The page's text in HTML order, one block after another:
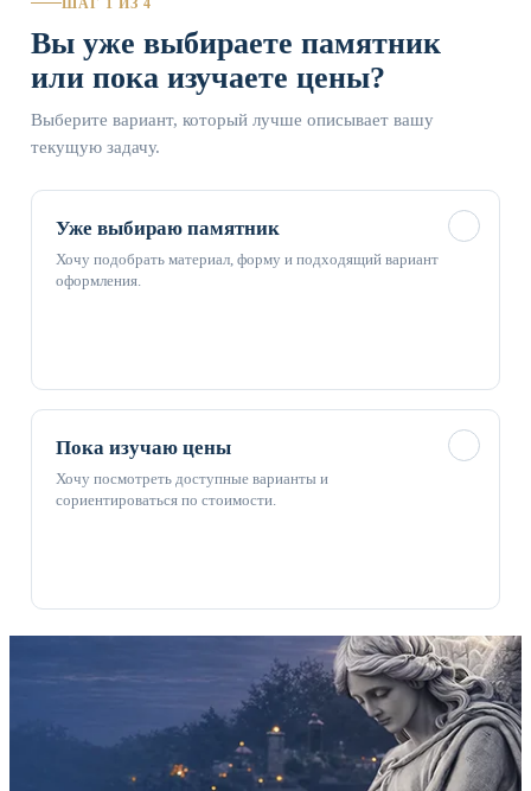
Вы уже выбираете памятник
или пока изучаете цены?
Выберите вариант, который лучше описывает вашу
текущую задачу.
Уже выбираю памятник
Хочу подобрать материал, форму и подходящий вариант
оформления.
Пока изучаю цены
Хочу посмотреть доступные варианты и
сориентироваться по стоимости.